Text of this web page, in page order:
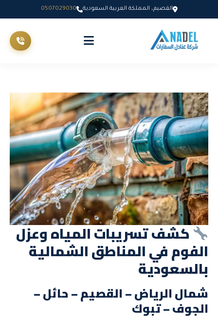
القصيم، المملكة العربية السعودية 0507029030
كشف تسريبات المياه وعزل
الفوم في المناطق الشمالية
بالسعودية
شمال الرياض – القصيم – حائل –
الجوف – تبوك